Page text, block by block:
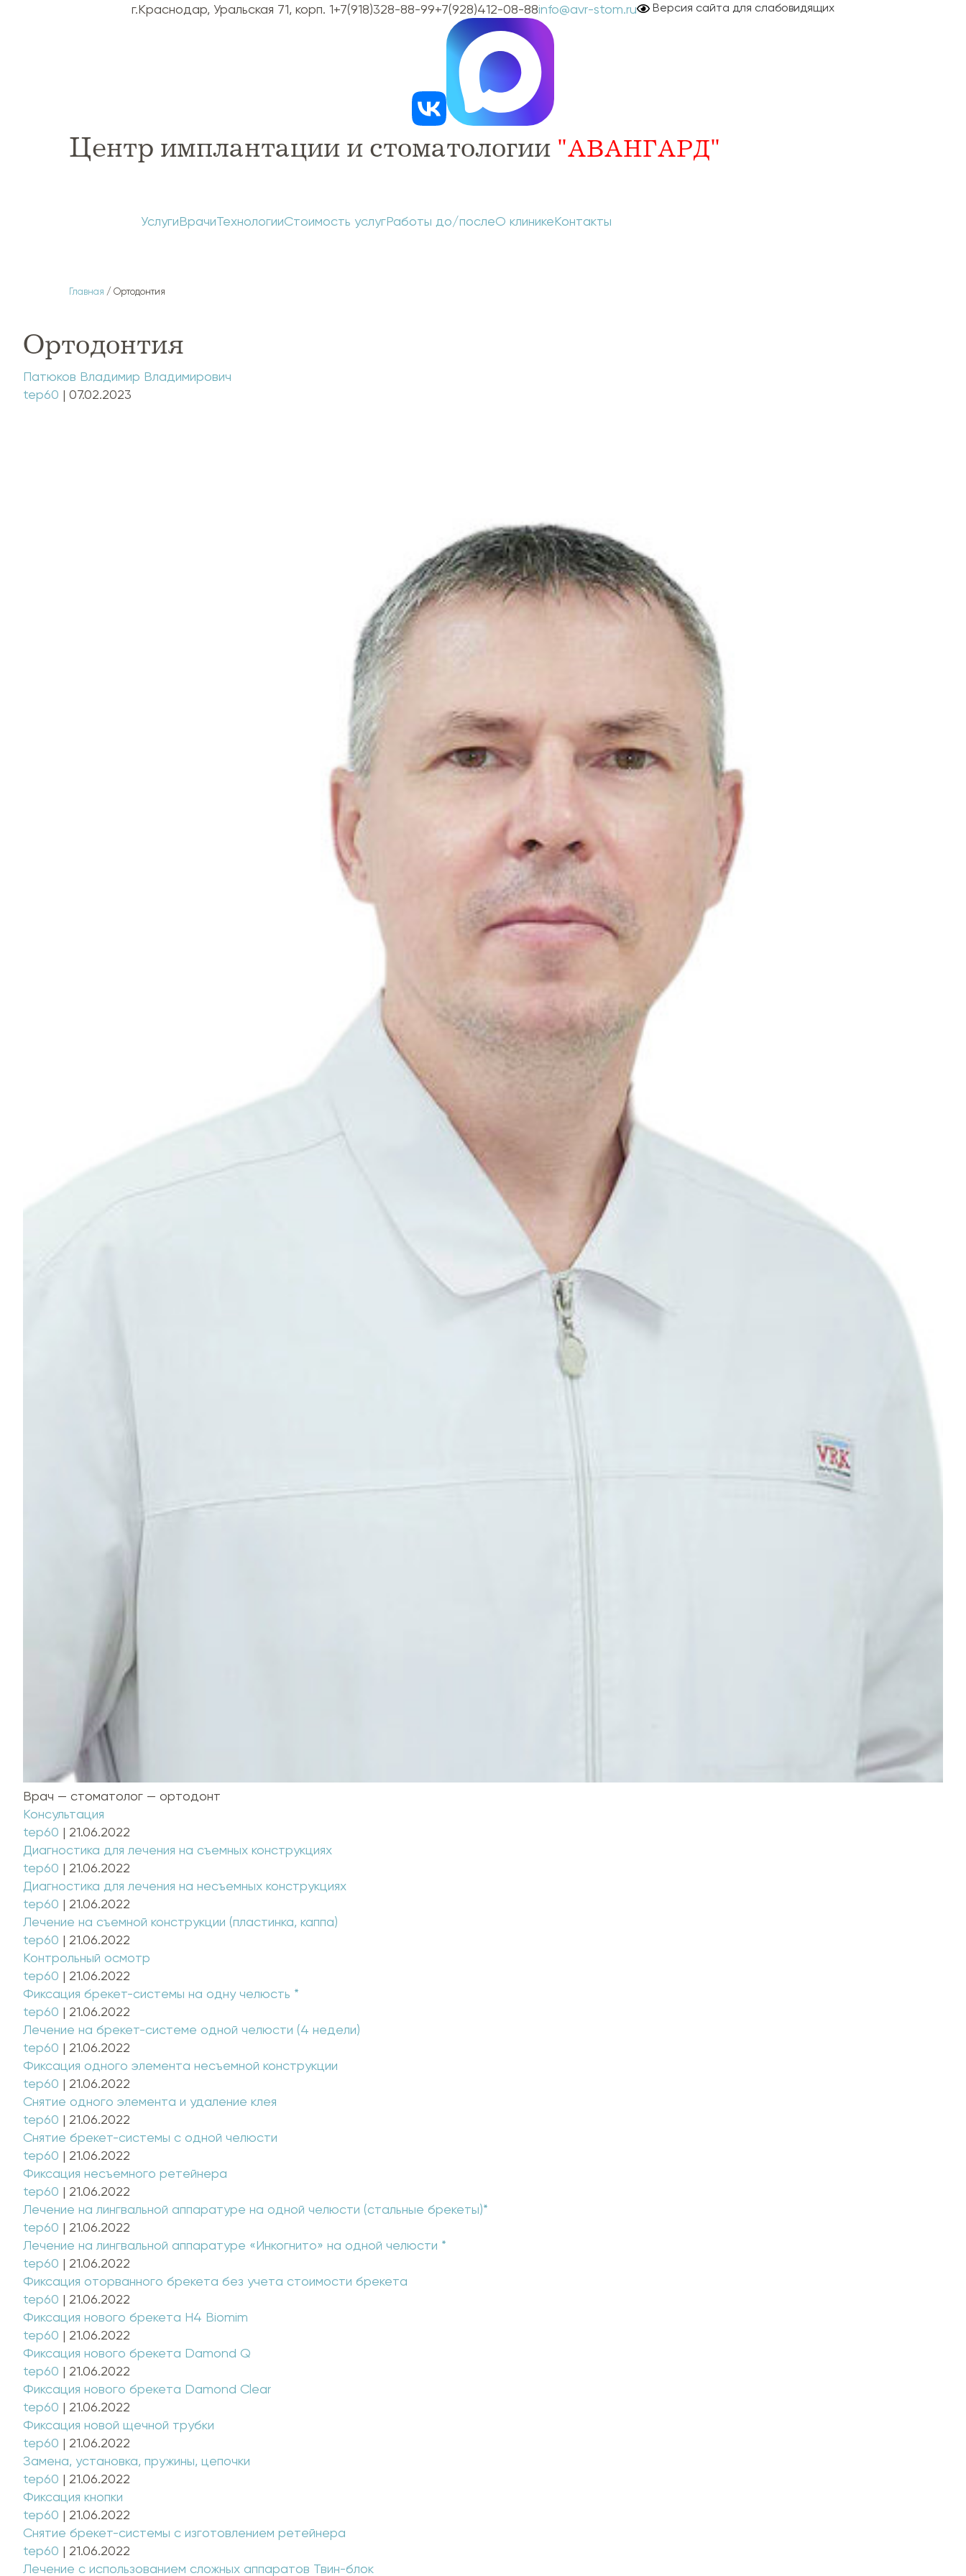
г.Краснодар, Уральская 71, корп. 1+7(918)328-88-99+7(928)412-08-88info@avr-stom.ru Версия сайта для слабовидящих
Центр имплантации и стоматологии "АВАНГАРД"
УслугиВрачиТехнологииСтоимость услугРаботы до/послеО клиникеКонтакты
Главная / Ортодонтия
Ортодонтия
Патюков Владимир Владимирович
tep60 | 07.02.2023
Врач — стоматолог — ортодонт
Консультация
tep60 | 21.06.2022
Диагностика для лечения на съемных конструкциях
tep60 | 21.06.2022
Диагностика для лечения на несъемных конструкциях
tep60 | 21.06.2022
Лечение на съемной конструкции (пластинка, каппа)
tep60 | 21.06.2022
Контрольный осмотр
tep60 | 21.06.2022
Фиксация брекет-системы на одну челюсть *
tep60 | 21.06.2022
Лечение на брекет-системе одной челюсти (4 недели)
tep60 | 21.06.2022
Фиксация одного элемента несъемной конструкции
tep60 | 21.06.2022
Снятие одного элемента и удаление клея
tep60 | 21.06.2022
Снятие брекет-системы с одной челюсти
tep60 | 21.06.2022
Фиксация несъемного ретейнера
tep60 | 21.06.2022
Лечение на лингвальной аппаратуре на одной челюсти (стальные брекеты)*
tep60 | 21.06.2022
Лечение на лингвальной аппаратуре «Инкогнито» на одной челюсти *
tep60 | 21.06.2022
Фиксация оторванного брекета без учета стоимости брекета
tep60 | 21.06.2022
Фиксация нового брекета H4 Biomim
tep60 | 21.06.2022
Фиксация нового брекета Damond Q
tep60 | 21.06.2022
Фиксация нового брекета Damond Clear
tep60 | 21.06.2022
Фиксация новой щечной трубки
tep60 | 21.06.2022
Замена, установка, пружины, цепочки
tep60 | 21.06.2022
Фиксация кнопки
tep60 | 21.06.2022
Снятие брекет-системы с изготовлением ретейнера
tep60 | 21.06.2022
Лечение с использованием сложных аппаратов Твин-блок